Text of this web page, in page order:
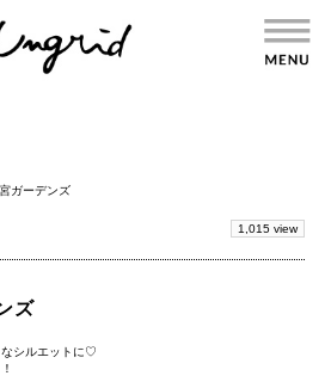
ガーデンズ
1,015 view
ズ
なシルエットに♡